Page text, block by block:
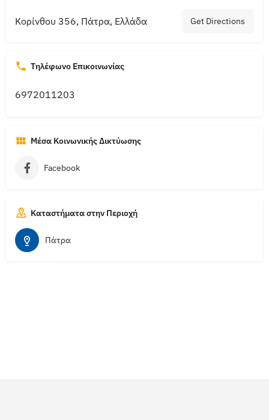
Κορίνθου 356, Πάτρα, Ελλάδα Get Directions
Τηλέφωνο Επικοινωνίας
6972011203
Μέσα Κοινωνικής Δικτύωσης
Facebook
Καταστήματα στην Περιοχή
Πάτρα